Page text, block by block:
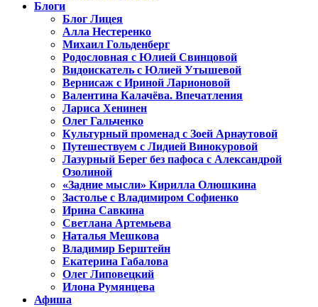
Блоги
Блог Лицея
Алла Нестеренко
Михаил Гольденберг
Родословная с Юлией Свинцовой
Видоискатель с Юлией Утышевой
Вернисаж с Ириной Ларионовой
Валентина Калачёва. Впечатления
Лариса Хенинен
Олег Гальченко
Культурный променад с Зоей Арнаутовой
Путешествуем с Лидией Винокуровой
Лазурный Берег без пафоса с Александрой
Озолиной
«Задние мысли» Кирилла Олюшкина
Застолье с Владимиром Софиенко
Ирина Савкина
Светлана Артемьева
Наталья Мешкова
Владимир Берштейн
Екатерина Габалова
Олег Липовецкий
Илона Румянцева
Афиша